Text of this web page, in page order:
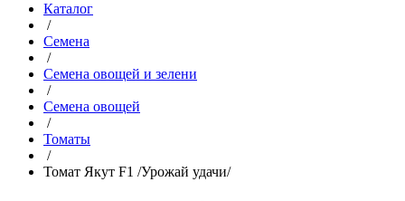
Каталог
/
Семена
/
Семена овощей и зелени
/
Семена овощей
/
Томаты
/
Томат Якут F1 /Урожай удачи/